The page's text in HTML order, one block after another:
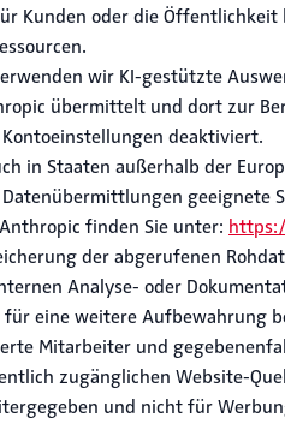
Kunden oder die
wir KI-gestützte
übermittelt und dort zur
deaktiviert.
in Staaten außerhalb der
geeignete
finden Sie unter:
der abgerufenen
Analyse- oder
eine weitere Aufbewahrung
Mitarbeiter und
zugänglichen Website-
und nicht für